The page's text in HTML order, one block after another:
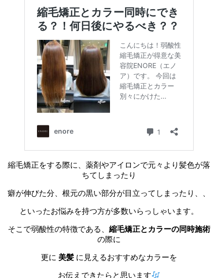
縮毛矯正をする際に、薬剤やアイロンで元々より髪色が落
ちてしまったり
癖が伸びた分、根元の黒い部分が目立ってしまったり、、
といったお悩みを持つ方が多数いらっしゃいます。
そこで弱酸性の特徴である、 縮毛矯正とカラーの同時施術
の際に
更に 美髪 に見えるおすすめなカラーを
お伝えできたらと思います